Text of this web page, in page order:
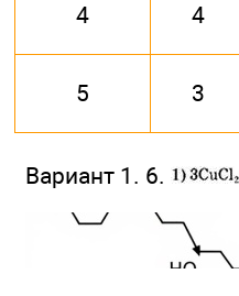
4 4
5 3
Вариант 1. 6.